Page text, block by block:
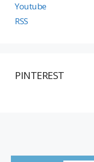
Youtube
RSS
PINTEREST